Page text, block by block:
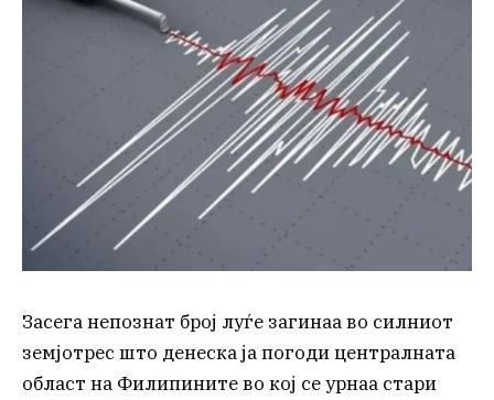
Засега непознат број луѓе загинаа во силниот
земјотрес што денеска ја погоди централната
област на Филипините во кој се урнаа стари